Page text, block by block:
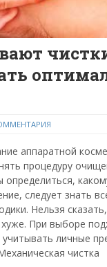
аппаратной
процедуру
следует знать
Нельзя
хуже. При выборе
учитывать личные
чистка